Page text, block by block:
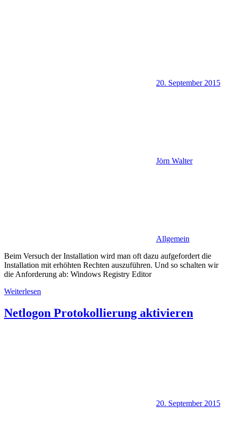
20. September 2015
Jörn Walter
Allgemein
Beim Versuch der Installation wird man oft dazu aufgefordert die
Installation mit erhöhten Rechten auszuführen. Und so schalten wir
die Anforderung ab: Windows Registry Editor
Weiterlesen
Netlogon Protokollierung aktivieren
20. September 2015